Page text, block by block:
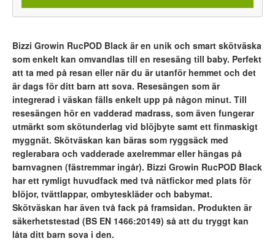
Bizzi Growin RucPOD Black är en unik och smart skötväska
som enkelt kan omvandlas till en resesäng till baby. Perfekt
att ta med på resan eller när du är utanför hemmet och det
är dags för ditt barn att sova. Resesängen som är
integrerad i väskan fälls enkelt upp på någon minut. Till
resesängen hör en vadderad madrass, som även fungerar
utmärkt som skötunderlag vid blöjbyte samt ett finmaskigt
myggnät. Skötväskan kan bäras som ryggsäck med
reglerabara och vadderade axelremmar eller hängas på
barnvagnen (fästremmar ingår). Bizzi Growin RucPOD Black
har ett rymligt huvudfack med två nätfickor med plats för
blöjor, tvättlappar, ombyteskläder och babymat.
Skötväskan har även två fack på framsidan. Produkten är
säkerhetstestad (BS EN 1466:20149) så att du tryggt kan
låta ditt barn sova i den.